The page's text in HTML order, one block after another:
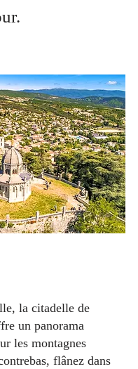
la citadelle de
un panorama
les montagnes
flânez dans